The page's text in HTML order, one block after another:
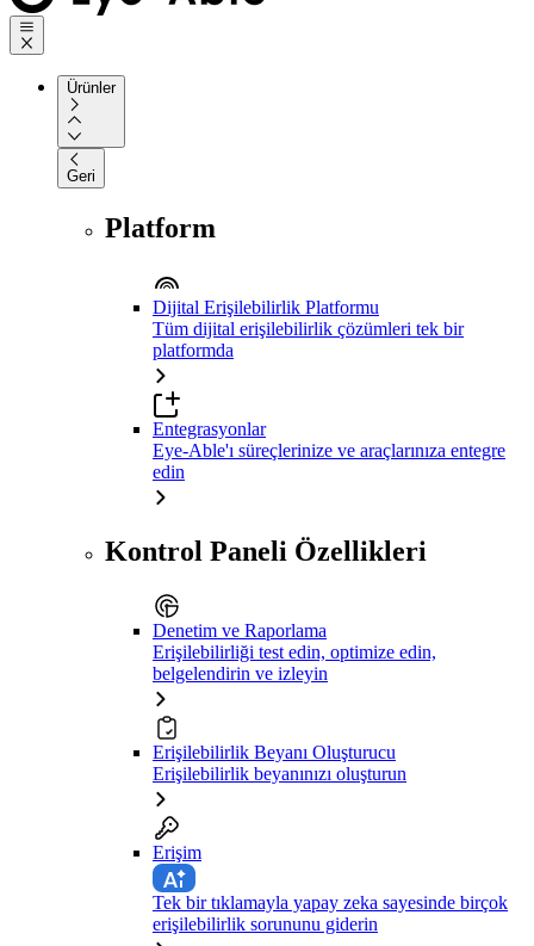
Ürünler
Geri
Platform
Dijital Erişilebilirlik Platformu
Tüm dijital erişilebilirlik çözümleri tek bir
platformda
Entegrasyonlar
Eye-Able'ı süreçlerinize ve araçlarınıza entegre
edin
Kontrol Paneli Özellikleri
Denetim ve Raporlama
Erişilebilirliği test edin, optimize edin,
belgelendirin ve izleyin
Erişilebilirlik Beyanı Oluşturucu
Erişilebilirlik beyanınızı oluşturun
Erişim
Tek bir tıklamayla yapay zeka sayesinde birçok
erişilebilirlik sorununu giderin